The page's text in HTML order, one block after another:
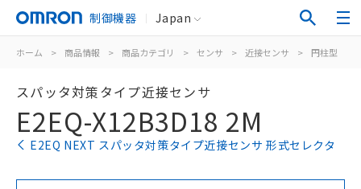
制御機器 Japan
ホーム > 商品情報 > 商品カテゴリ > センサ > 近接センサ > 円柱型
スパッタ対策タイプ近接センサ
E2EQ-X12B3D18 2M
E2EQ NEXT スパッタ対策タイプ近接センサ 形式セレクタ